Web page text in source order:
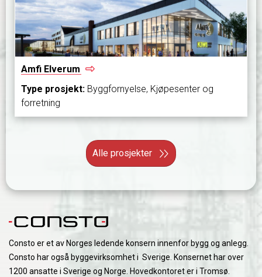
Amfi Elverum
Type prosjekt: Byggfornyelse, Kjøpesenter og
forretning
Alle prosjekter
Consto er et av Norges ledende konsern innenfor bygg og anlegg.
Consto har også byggevirksomhet i Sverige. Konsernet har over
1200 ansatte i Sverige og Norge. Hovedkontoret er i Tromsø.